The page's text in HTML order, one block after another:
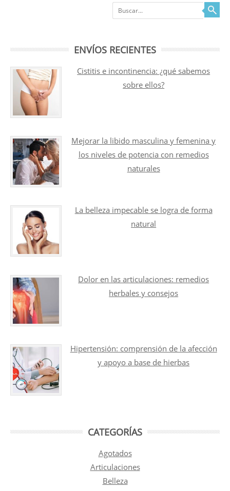
Buscar
ENVÍOS RECIENTES
Cistitis e incontinencia: ¿qué sabemos
sobre ellos?
Mejorar la libido masculina y femenina y
los niveles de potencia con remedios
naturales
La belleza impecable se logra de forma
natural
Dolor en las articulaciones: remedios
herbales y consejos
Hipertensión: comprensión de la afección
y apoyo a base de hierbas
CATEGORÍAS
Agotados
Articulaciones
Belleza